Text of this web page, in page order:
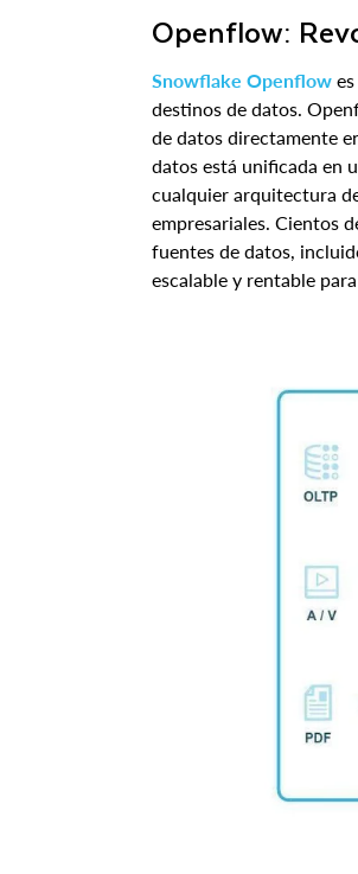
Openflow:
Snowflake Openflow
destinos de datos.
de datos directamente
datos está unificada en
cualquier arquitectura
empresariales. Cientos
fuentes de datos,
escalable y rentable